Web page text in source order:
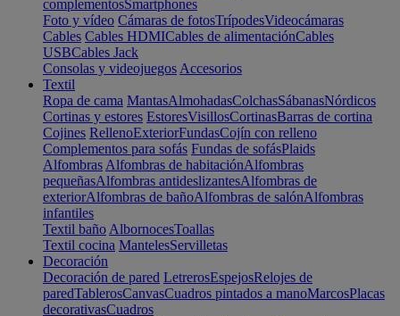
complementosSmartphones
Foto y vídeo Cámaras de fotosTrípodesVideocámaras
Cables Cables HDMICables de alimentaciónCables
USBCables Jack
Consolas y videojuegos Accesorios
Textil
Ropa de cama MantasAlmohadasColchasSábanasNórdicos
Cortinas y estores EstoresVisillosCortinasBarras de cortina
Cojines RellenoExteriorFundasCojín con relleno
Complementos para sofás Fundas de sofásPlaids
Alfombras Alfombras de habitaciónAlfombras
pequeñasAlfombras antideslizantesAlfombras de
exteriorAlfombras de bañoAlfombras de salónAlfombras
infantiles
Textil baño AlbornocesToallas
Textil cocina MantelesServilletas
Decoración
Decoración de pared LetrerosEspejosRelojes de
paredTablerosCanvasCuadros pintados a manoMarcosPlacas
decorativasCuadros